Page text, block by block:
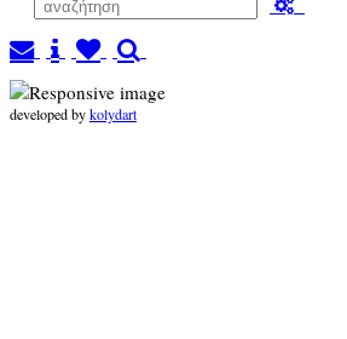
developed bykolydart